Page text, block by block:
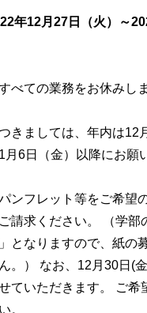
年12月27日（火）～
べての業務をお休みし
きましては、年内は12
6日（金）以降にお願
ンフレット等をご希望
請求ください。 （学部
となりますので、紙の
。） なお、12月30日(
ていただきます。 ご希
。